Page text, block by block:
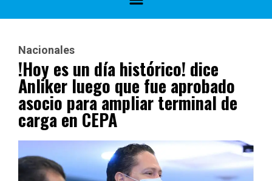
Nacionales
!Hoy es un día histórico! dice
Anliker luego que fue aprobado
asocio para ampliar terminal de
carga en CEPA